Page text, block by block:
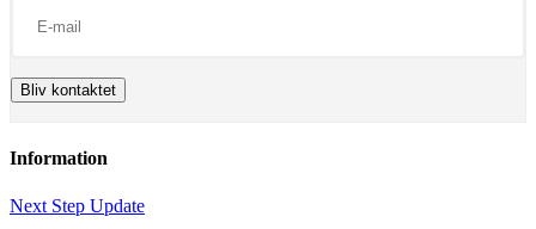
Information
Next Step Update